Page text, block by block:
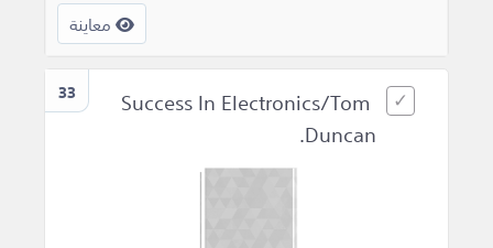
معاينة
33
Success In Electronics/Tom
Duncan.